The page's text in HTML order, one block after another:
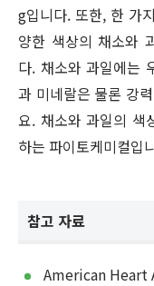
g입니다. 또한, 한 가
양한 색상의 채소와
다. 채소와 과일에는
과 미네랄은 물론 강
요. 채소와 과일의 색
하는 파이토케미컬입
참고 자료
American Heart